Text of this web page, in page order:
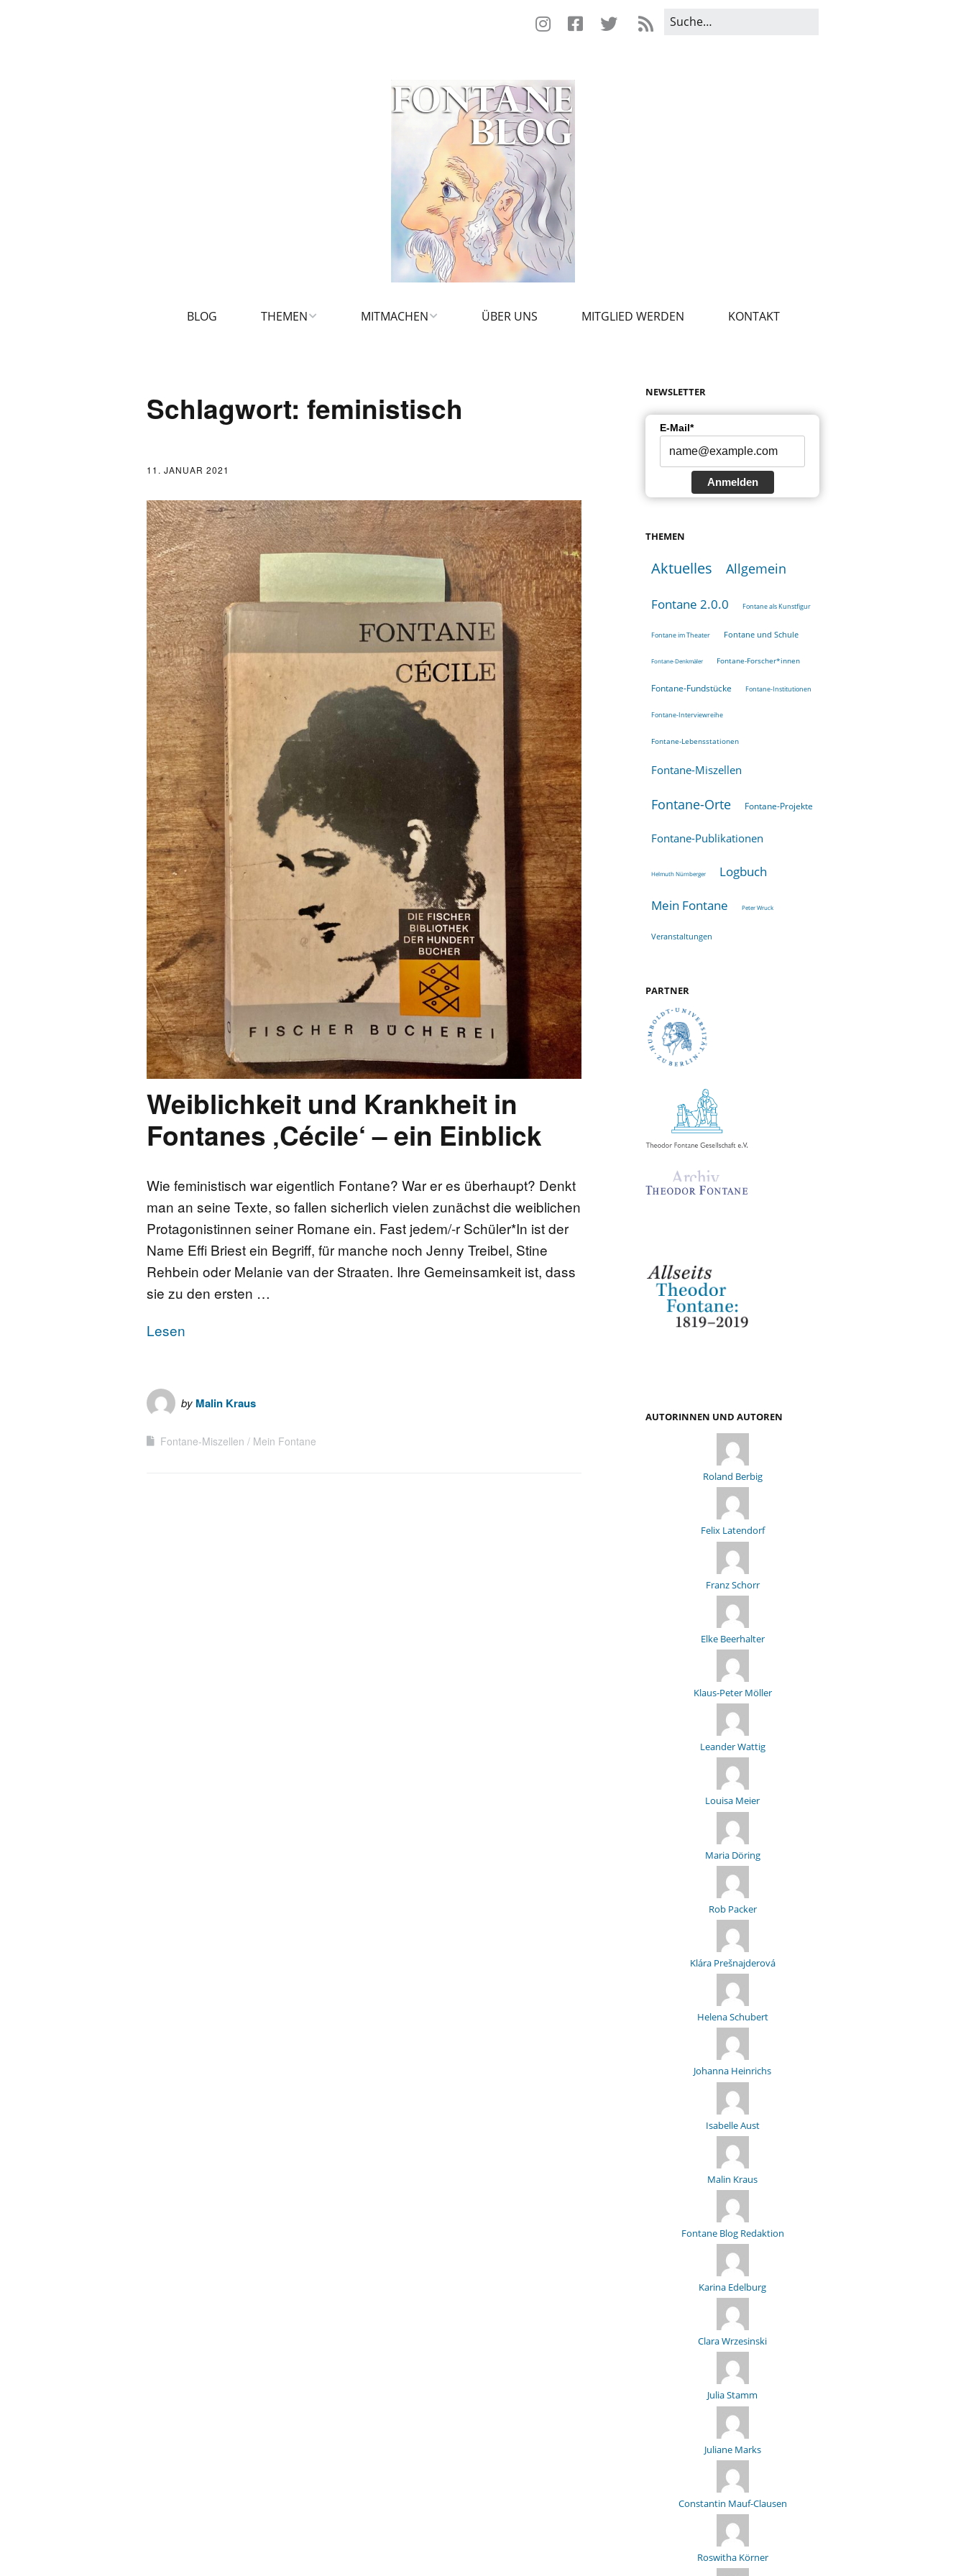
BLOG THEMEN
FONTANE UND SCHULE
FONTANE-
FORSCHER*INNEN
FONTANE-
LEBENSSTATIONEN
FONTANE-ORTE
FONTANE-PROJEKTE
MITMACHEN ÜBER UNS MITGLIED WERDEN KONTAKT
Schlagwort: feministisch
11. JANUAR 2021
Weiblichkeit und Krankheit in
Fontanes ‚Cécile‘ – ein Einblick
Wie feministisch war eigentlich Fontane? War er es überhaupt? Denkt
man an seine Texte, so fallen sicherlich vielen zunächst die weiblichen
Protagonistinnen seiner Romane ein. Fast jedem/-r Schüler*In ist der
Name Effi Briest ein Begriff, für manche noch Jenny Treibel, Stine
Rehbein oder Melanie van der Straaten. Ihre Gemeinsamkeit ist, dass
sie zu den ersten …
Lesen
by Malin Kraus
Fontane-Miszellen Mein Fontane
NEWSLETTER
E-Mail*
Anmelden
THEMEN
Aktuelles Allgemein
Fontane 2.0.0 Fontane als Kunstfigur
Fontane im Theater Fontane und Schule
Fontane-Denkmäler Fontane-Forscher*innen
Fontane-Fundstücke Fontane-Institutionen
Fontane-Interviewreihe
Fontane-Lebensstationen
Fontane-Miszellen
Fontane-Orte Fontane-Projekte
Fontane-Publikationen
Helmuth Nürnberger Logbuch
Mein Fontane Peter Wruck
Veranstaltungen
PARTNER
AUTORINNEN UND AUTOREN
Roland Berbig
Felix Latendorf
Franz Schorr
Elke Beerhalter
Klaus-Peter Möller
Leander Wattig
Louisa Meier
Maria Döring
Rob Packer
Klára Prešnajderová
Helena Schubert
Johanna Heinrichs
Isabelle Aust
Malin Kraus
Fontane Blog Redaktion
Karina Edelburg
Clara Wrzesinski
Julia Stamm
Juliane Marks
Constantin Mauf-Clausen
Roswitha Körner